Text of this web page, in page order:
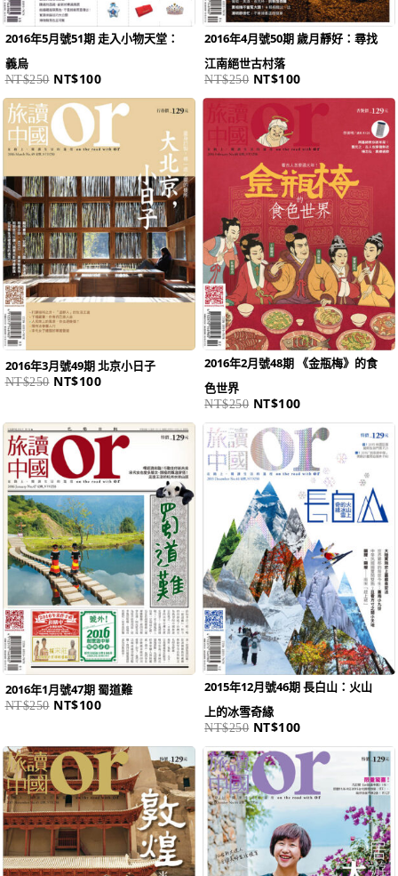
2016年5月號51期 走入小物天堂：
義烏
NT$250 NT$100
2016年4月號50期 歲月靜好：尋找
江南絕世古村落
NT$250 NT$100
2016年3月號49期 北京小日子
NT$250
原
始
價
格：
NT$250。
NT$100
目
前
格：
NT$100。
2016年2月號48期 《金瓶梅》的食
色世界
NT$250
原
始
價
格：
NT$250。
NT$100
目
前
NT$100。
2016年1月號47期 蜀道難
NT$250
原
始
價
格：
NT$250。
NT$100
目
前
價
NT$100。
2015年12月號46期 長白山：火山
上的冰雪奇緣
NT$250
原
始
價
格：
NT$250。
NT$100
目
前
價
格：
NT$100。
原
始
價
格：
NT$250。
目
前
價
格：
NT$100。
原
始
價
格：
NT$250。
目
前
格：
NT$100。